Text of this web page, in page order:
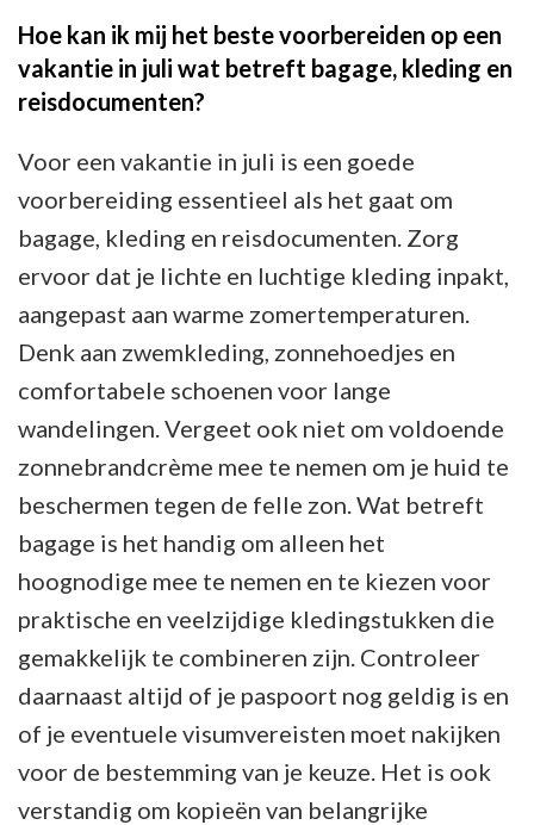
Hoe kan ik mij het beste voorbereiden op een
vakantie in juli wat betreft bagage, kleding en
reisdocumenten?
Voor een vakantie in juli is een goede
voorbereiding essentieel als het gaat om
bagage, kleding en reisdocumenten. Zorg
ervoor dat je lichte en luchtige kleding inpakt,
aangepast aan warme zomertemperaturen.
Denk aan zwemkleding, zonnehoedjes en
comfortabele schoenen voor lange
wandelingen. Vergeet ook niet om voldoende
zonnebrandcrème mee te nemen om je huid te
beschermen tegen de felle zon. Wat betreft
bagage is het handig om alleen het
hoognodige mee te nemen en te kiezen voor
praktische en veelzijdige kledingstukken die
gemakkelijk te combineren zijn. Controleer
daarnaast altijd of je paspoort nog geldig is en
of je eventuele visumvereisten moet nakijken
voor de bestemming van je keuze. Het is ook
verstandig om kopieën van belangrijke